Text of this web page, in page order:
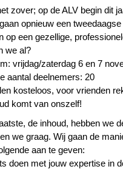
zover; op de ALV begin dit
opnieuw een
op een gezellige,
we al?
vrijdag/zaterdag 6 en 7
aantal deelnemers: 20
kosteloos, voor vrienden
komt van onszelf!
de inhoud, hebben we
we graag. Wij gaan de
aan te geven:
doen met jouw expertise in